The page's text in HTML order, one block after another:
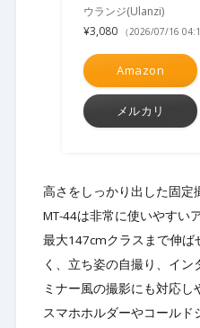
ウランジ(Ulanzi)
¥3,080
（2026/07/16
Amazon
メルカリ
高さをしっかり出した固定
MT-44は非常に使いやすい
最大147cmクラスまで伸ば
く、立ち姿の自撮り、イ
ミナー風の撮影にも対応し
スマホホルダーやコールド